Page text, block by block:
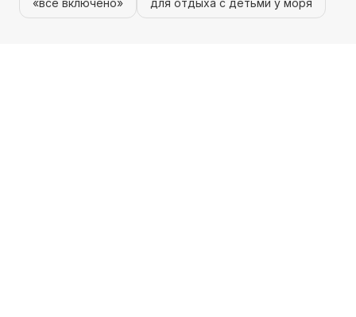
«всё включено» для отдыха с детьми у моря